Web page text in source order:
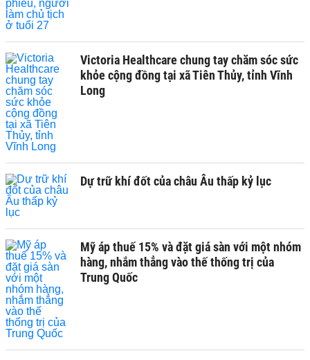
Victoria Healthcare chung tay chăm sóc sức
khỏe cộng đồng tại xã Tiên Thủy, tỉnh Vĩnh
Long
Dự trữ khí đốt của châu Âu thấp kỷ lục
Mỹ áp thuế 15% và đặt giá sàn với một nhóm
hàng, nhắm thẳng vào thế thống trị của
Trung Quốc